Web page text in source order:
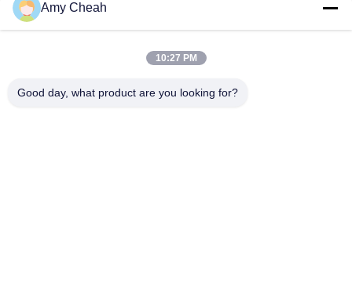
Blocker van de het Signaalstoorzender 1500MHZ van 800mW
30dBm GPS, Gps Stoorzender
5 het Signaalstoorzender van kanalenwifi GPS, Mobiele GPS
Amy Cheah
10:27 PM
Good day, what product are you looking for?